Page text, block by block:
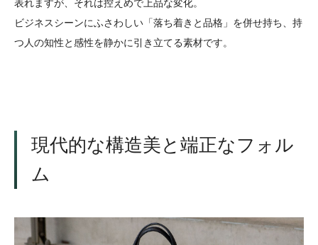
表れますが、それは控えめで上品な変化。
ビジネスシーンにふさわしい「落ち着きと品格」を併せ持ち、持
つ人の知性と感性を静かに引き立てる素材です。
現代的な構造美と端正なフォル
ム